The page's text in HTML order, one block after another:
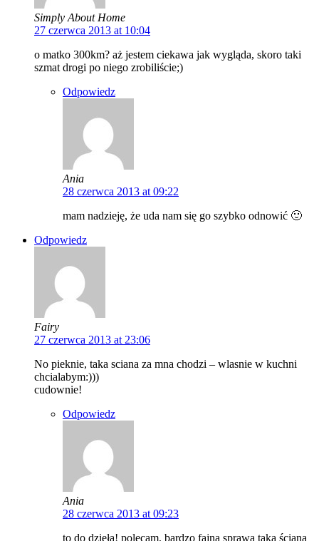
Simply About Home
27 czerwca 2013 at 10:04
o matko 300km? aż jestem ciekawa jak wygląda, skoro taki
szmat drogi po niego zrobiliście;)
Odpowiedz
Ania
28 czerwca 2013 at 09:22
mam nadzieję, że uda nam się go szybko odnowić 🙂
Odpowiedz
Fairy
27 czerwca 2013 at 23:06
No pieknie, taka sciana za mna chodzi – wlasnie w kuchni
chcialabym:)))
cudownie!
Odpowiedz
Ania
28 czerwca 2013 at 09:23
to do dzieła! polecam, bardzo fajna sprawa taka ściana